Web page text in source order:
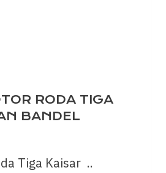
RODA TIGA
BANDEL
Tiga Kaisar ..